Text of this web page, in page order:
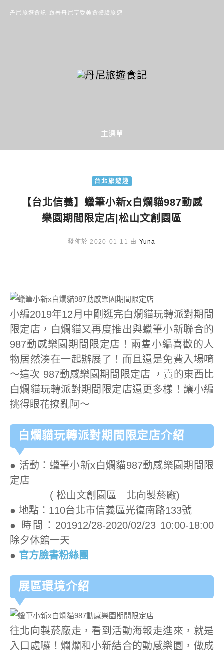
丹尼旅遊食記-跟著丹尼享受美食體驗旅遊
主選單
台北旅遊趣
【台北信義】蠟筆小新x白爛貓987動感
樂園期間限定店|松山文創園區
發佈於 2020-01-11 由 Yuna
小編2019年12月中剛逛完白爛貓玩轉派對期間
限定店，白爛貓又再度推出與蠟筆小新聯合的
987動感樂園期間限定店！兩隻小編喜歡的人
物居然湊在一起辦展了！而且還是免費入場唷
～這次 987動感樂園期間限定店 ，賣的東西比
白爛貓玩轉派對期間限定店還更多樣！讓小編
挑得眼花撩亂阿～
白爛貓玩轉派對期間限定店介紹
● 活動：蠟筆小新x白爛貓987動感樂園期間限
定店
( 松山文創園區 北向製菸廠)
● 地點：110台北市信義區光復南路133號
● 時間：201912/28-2020/02/23 10:00-18:00
除夕休館一天
● 官方臉書粉絲團
展區環境介紹
往北向製菸廠走，看到活動海報走進來，就是
入口處囉！爛爛和小新結合的動感樂園，做成